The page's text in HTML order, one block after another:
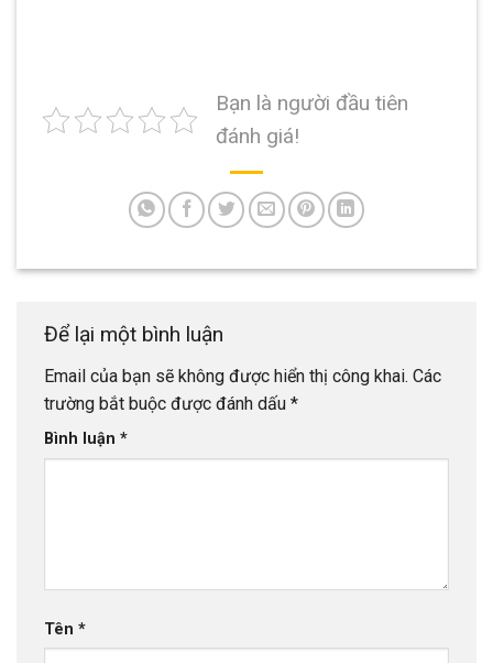
Bạn là người đầu tiên
đánh giá!
Để lại một bình luận
Email của bạn sẽ không được hiển thị công khai. Các
trường bắt buộc được đánh dấu *
Bình luận *
Tên *